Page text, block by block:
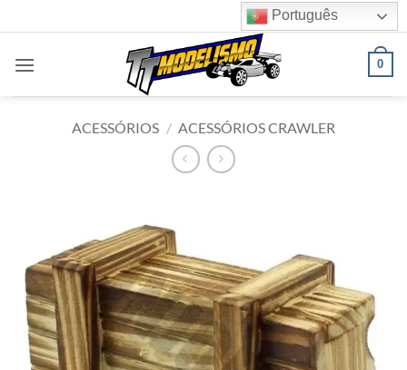
to
content
Português
0
ACESSÓRIOS / ACESSÓRIOS CRAWLER